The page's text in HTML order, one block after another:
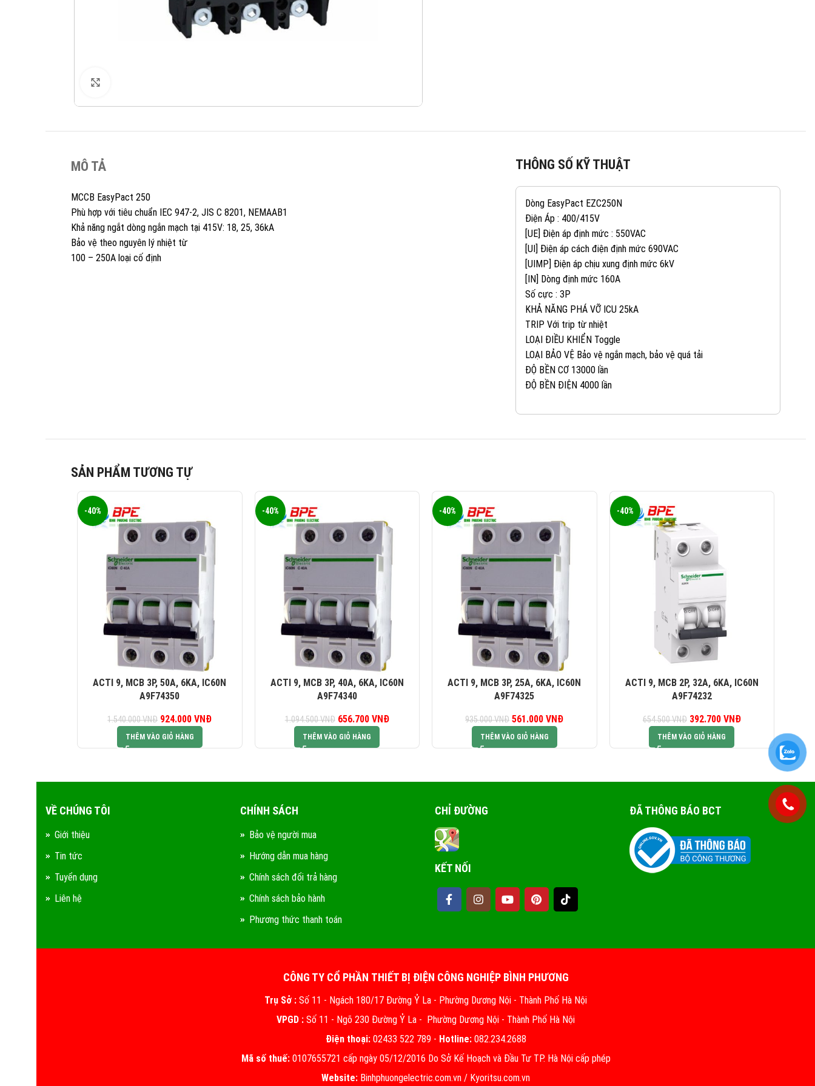
MÔ TẢ
MCCB EasyPact 250
Phù hợp với tiêu chuẩn IEC 947-2, JIS C 8201, NEMAAB1
Khả năng ngắt dòng ngắn mạch tại 415V: 18, 25, 36kA
Bảo vệ theo nguyên lý nhiệt từ
100 – 250A loại cố định
THÔNG SỐ KỸ THUẬT
Dòng EasyPact EZC250N
Điện Áp : 400/415V
[UE] Điện áp định mức : 550VAC
[UI] Điện áp cách điện định mức 690VAC
[UIMP] Điện áp chịu xung định mức 6kV
[IN] Dòng định mức 160A
Số cực : 3P
KHẢ NĂNG PHÁ VỠ ICU 25kA
TRIP Với trip từ nhiệt
LOẠI ĐIỀU KHIỂN Toggle
LOẠI BẢO VỆ Bảo vệ ngắn mạch, bảo vệ quá tải
ĐỘ BỀN CƠ 13000 lần
ĐỘ BỀN ĐIỆN 4000 lần
SẢN PHẨM TƯƠNG TỰ
-40%
ACTI 9, MCB 3P, 50A, 6KA, IC60N
A9F74350
1.540.000VNĐ
Giá gốc là:
1.540.000 VNĐ.
924.000VNĐ
THÊM VÀO GIỎ HÀNG
-40%
ACTI 9, MCB 3P, 40A, 6KA, IC60N
A9F74340
1.094.500VNĐ
Giá gốc là:
1.094.500 VNĐ.
656.700 VNĐ
THÊM VÀO GIỎ HÀNG
-40%
ACTI 9, MCB 3P, 25A, 6KA, IC60N
A9F74325
935.000VNĐ
Giá gốc là:
935.000 VNĐ.
561.000VNĐ
THÊM VÀO GIỎ HÀNG
-40%
ACTI 9, MCB 2P, 32A, 6KA, IC60N
A9F74232
654.500VNĐ
Giá gốc là:
654.500 VNĐ.
392.700 VNĐ
392.700 VNĐ.
THÊM VÀO GIỎ HÀNG
VỀ CHÚNG TÔI
Giới thiệu
Tin tức
Tuyển dụng
Liên hệ
CHÍNH SÁCH
Bảo vệ người mua
Hướng dẫn mua hàng
Chính sách đổi trả hàng
Chính sách bảo hành
Phương thức thanh toán
CHỈ ĐƯỜNG
KẾT NỐI
ĐÃ THÔNG BÁO BCT
CÔNG TY CỔ PHẦN THIẾT BỊ ĐIỆN CÔNG NGHIỆP BÌNH PHƯƠNG
Trụ Sở : Số 11 - Ngách 180/17 Đường Ỷ La - Phường Dương Nội - Thành Phố Hà Nội
VPGD : Số 11 - Ngõ 230 Đường Ỷ La - Phường Dương Nội - Thành Phố Hà Nội
Điện thoại:02433 522 789 - Hotline:082.234.2688
Mã số thuế:0107655721 cấp ngày 05/12/2016 Do Sở Kế Hoạch và Đầu Tư TP. Hà Nội cấp phép
Website: Binhphuongelectric.com.vn / Kyoritsu.com.vn
KINH DOANH 1: